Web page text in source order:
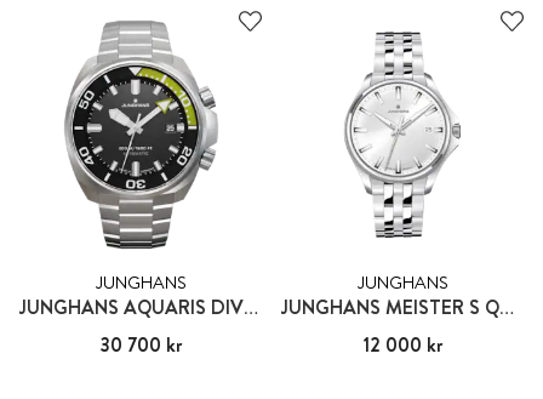
JUNGHANS
JUNGHANS AQUARIS DIVER
Pris:30 700 kr
30 700 kr
JUNGHANS
JUNGHANS MEISTER S QUARTZ 35 MM
Pris: 12 000 kr
12 000 kr